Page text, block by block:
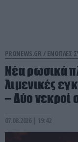
PRONEWS.GR / ΕΝΟΠΛΕΣ
Νέα ρωσικά
λιμενικές
– Δύο νεκροί
07.08.2026 | 19:42